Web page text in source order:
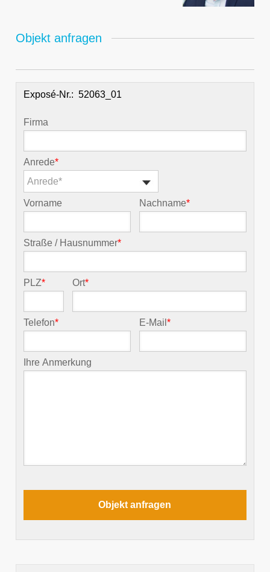
Objekt anfragen
Exposé-Nr.:
Firma
Anrede*
Anrede*
Vorname Nachname*
Straße / Hausnummer*
PLZ* Ort*
Telefon* E-Mail*
Ihre Anmerkung